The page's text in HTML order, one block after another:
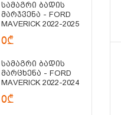
Სამაგრი Ბადის
Მარჯვენა - FORD
MAVERICK 2022-2025
0₾
Სამაგრი Ბადის
Მარცხენა - FORD
MAVERICK 2022-2024
0₾